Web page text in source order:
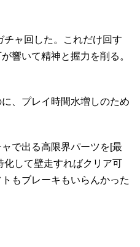
ャ回した。これだけ回す
響いて精神と握力を削る。
、プレイ時間水増しのため
で出る高限界パーツを[最
化して壁走すればクリア可
もブレーキもいらんかった